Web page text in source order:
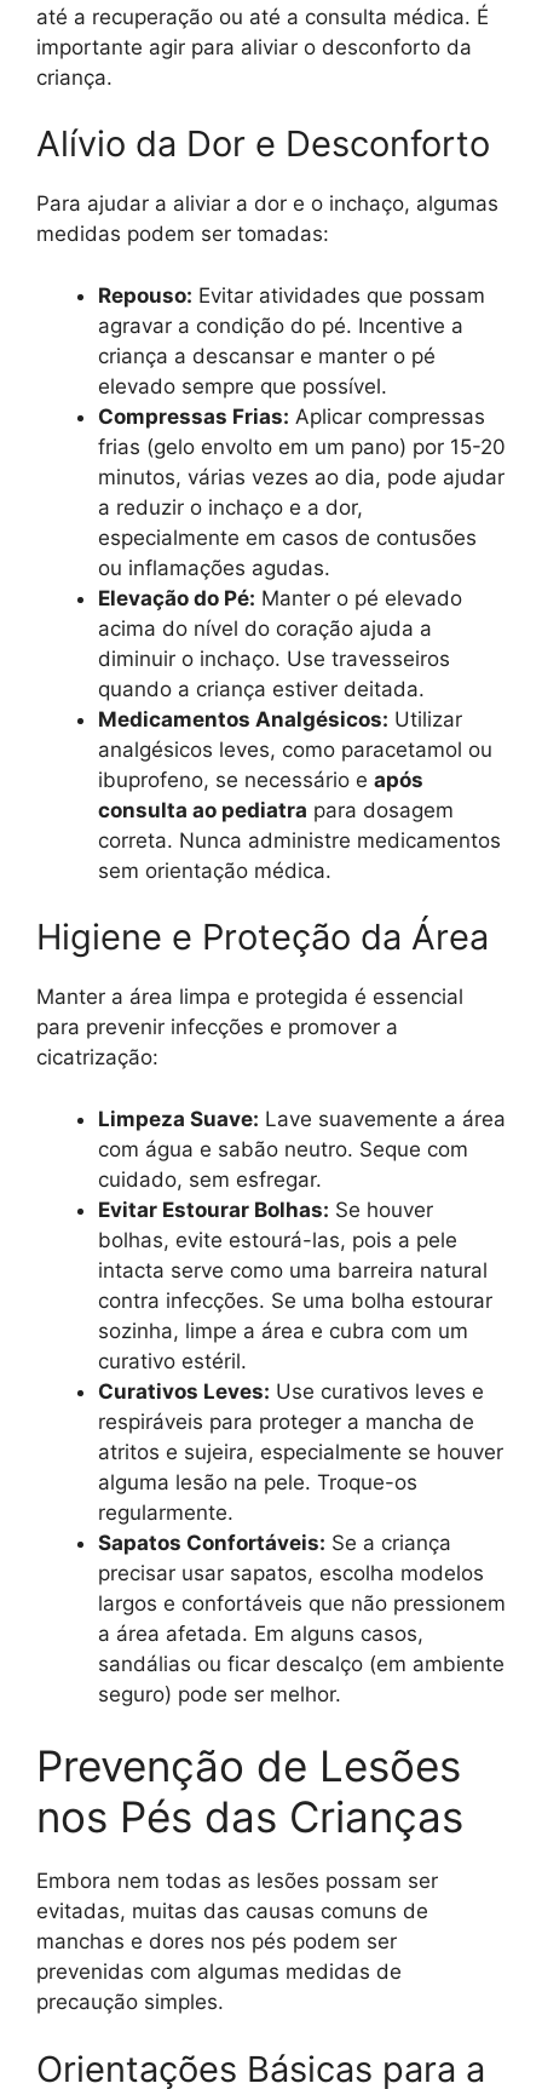
até a recuperação ou até a consulta médica. É
importante agir para aliviar o desconforto da
criança.
Alívio da Dor e Desconforto
Para ajudar a aliviar a dor e o inchaço, algumas
medidas podem ser tomadas:
Repouso: Evitar atividades que possam
agravar a condição do pé. Incentive a
criança a descansar e manter o pé
elevado sempre que possível.
Compressas Frias: Aplicar compressas
frias (gelo envolto em um pano) por 15-20
minutos, várias vezes ao dia, pode ajudar
a reduzir o inchaço e a dor,
especialmente em casos de contusões
ou inflamações agudas.
Elevação do Pé: Manter o pé elevado
acima do nível do coração ajuda a
diminuir o inchaço. Use travesseiros
quando a criança estiver deitada.
Medicamentos Analgésicos: Utilizar
analgésicos leves, como paracetamol ou
ibuprofeno, se necessário e após
consulta ao pediatra para dosagem
correta. Nunca administre medicamentos
sem orientação médica.
Higiene e Proteção da Área
Manter a área limpa e protegida é essencial
para prevenir infecções e promover a
cicatrização:
Limpeza Suave: Lave suavemente a área
com água e sabão neutro. Seque com
cuidado, sem esfregar.
Evitar Estourar Bolhas: Se houver
bolhas, evite estourá-las, pois a pele
intacta serve como uma barreira natural
contra infecções. Se uma bolha estourar
sozinha, limpe a área e cubra com um
curativo estéril.
Curativos Leves: Use curativos leves e
respiráveis para proteger a mancha de
atritos e sujeira, especialmente se houver
alguma lesão na pele. Troque-os
regularmente.
Sapatos Confortáveis: Se a criança
precisar usar sapatos, escolha modelos
largos e confortáveis que não pressionem
a área afetada. Em alguns casos,
sandálias ou ficar descalço (em ambiente
seguro) pode ser melhor.
Prevenção de Lesões
nos Pés das Crianças
Embora nem todas as lesões possam ser
evitadas, muitas das causas comuns de
manchas e dores nos pés podem ser
prevenidas com algumas medidas de
precaução simples.
Orientações Básicas para a